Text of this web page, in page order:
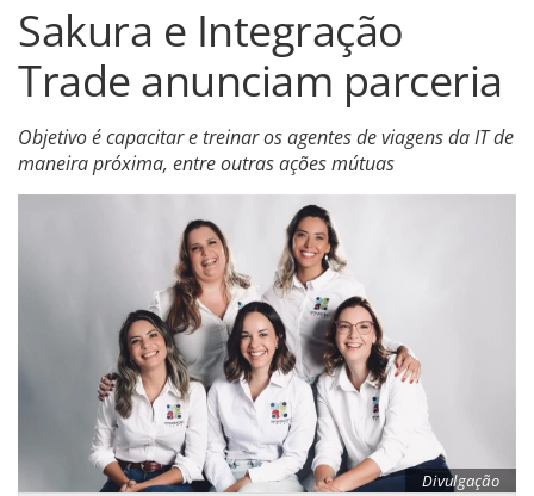
Sakura e Integração
Trade anunciam parceria
Objetivo é capacitar e treinar os agentes de viagens da IT de
maneira próxima, entre outras ações mútuas
Divulgação